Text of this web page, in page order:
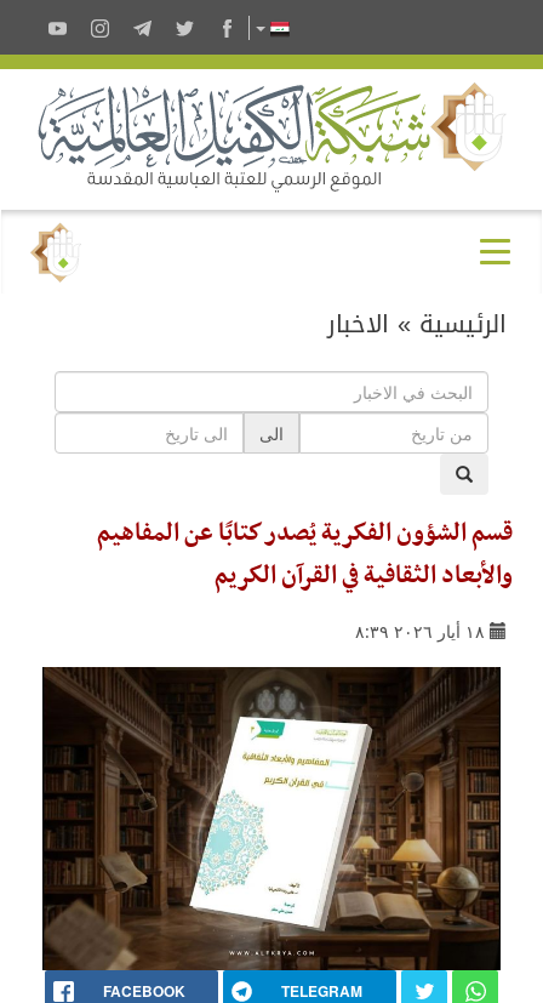
الرئيسية » الاخبار
الى
قسم الشؤون الفكرية يُصدر كتابًا عن المفاهيم
والأبعاد الثقافية في القرآن الكريم
١٨ أيار ٢٠٢٦ ٨:٣٩
FACEBOOK TELEGRAM